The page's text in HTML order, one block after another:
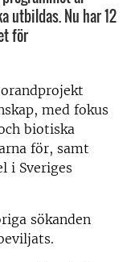
utbildas. Nu har 12
för
med fokus
biotiska
för, samt
i Sveriges
sökanden